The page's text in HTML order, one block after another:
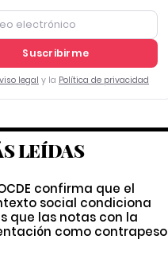
Suscribirme
legal y la Política de privacidad
LEÍDAS
confirma que el
social condiciona
que las notas con la
como contrapeso